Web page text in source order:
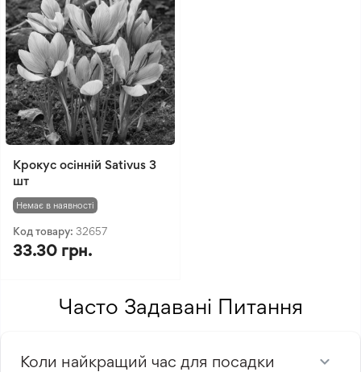
Крокус осінній Sativus 3
шт
Немає в наявності
Код товару: 32657
33.30 грн.
Часто Задавані Питання
Коли найкращий час для посадки